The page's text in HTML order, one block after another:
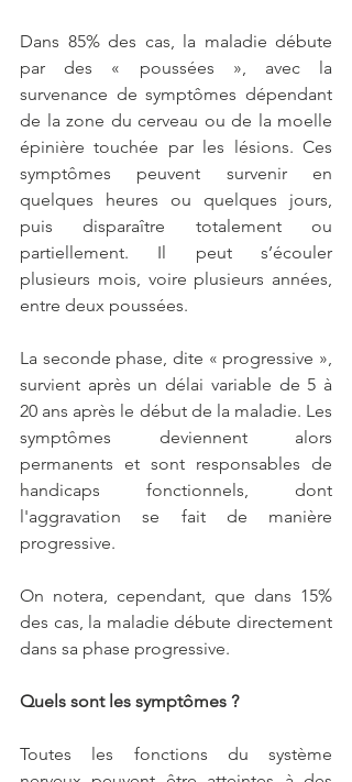
Dans 85% des cas, la maladie débute
par des « poussées », avec la
survenance de symptômes dépendant
de la zone du cerveau ou de la moelle
épinière touchée par les lésions. Ces
symptômes peuvent survenir en
quelques heures ou quelques jours,
puis disparaître totalement ou
partiellement. Il peut s’écouler
plusieurs mois, voire plusieurs années,
entre deux poussées.
La seconde phase, dite « progressive »,
survient après un délai variable de 5 à
20 ans après le début de la maladie. Les
symptômes deviennent alors
permanents et sont responsables de
handicaps fonctionnels, dont
l'aggravation se fait de manière
progressive.
On notera, cependant, que dans 15%
des cas, la maladie débute directement
dans sa phase progressive.
Quels sont les symptômes ?
Toutes les fonctions du système